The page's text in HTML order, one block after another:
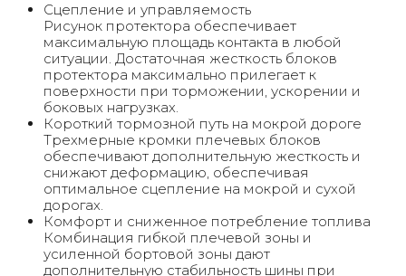
Сцепление и управляемость
Рисунок протектора обеспечивает
максимальную площадь контакта в любой
ситуации. Достаточная жесткость блоков
протектора максимально прилегает к
поверхности при торможении, ускорении и
боковых нагрузках.
Короткий тормозной путь на мокрой дороге
Трехмерные кромки плечевых блоков
обеспечивают дополнительную жесткость и
снижают деформацию, обеспечивая
оптимальное сцепление на мокрой и сухой
дорогах.
Комфорт и сниженное потребление топлива
Комбинация гибкой плечевой зоны и
усиленной бортовой зоны дают
дополнительную стабильность шины при